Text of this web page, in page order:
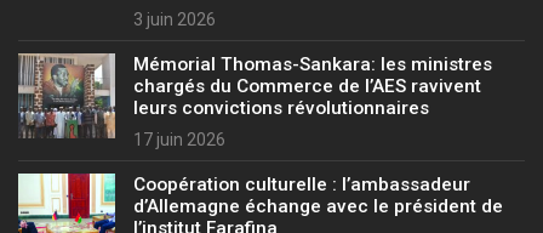
3 juin 2026
Mémorial Thomas-Sankara: les ministres
chargés du Commerce de l’AES ravivent
leurs convictions révolutionnaires
17 juin 2026
Coopération culturelle : l’ambassadeur
d’Allemagne échange avec le président de
l’institut Farafina